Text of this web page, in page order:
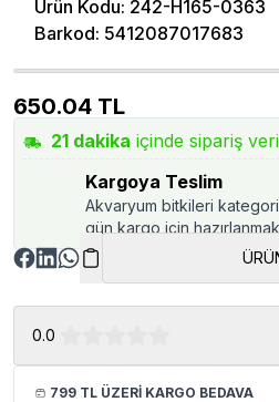
Ürün Kodu: 242-H165-0363
Barkod: 5412087017683
650.04 TL
21 dakika içinde sipariş
Kargoya Teslim
Akvaryum bitkileri
gün kargo için
0.0
799 TL ÜZERİ KARGO BEDAVA